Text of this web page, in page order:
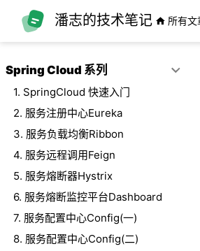
跳至主要內容
潘志的技术笔记 所有文
Spring Cloud 系列
1. SpringCloud 快速入门
2. 服务注册中心Eureka
3. 服务负载均衡Ribbon
4. 服务远程调用Feign
5. 服务熔断器Hystrix
6. 服务熔断监控平台Dashboard
7. 服务配置中心Config(一)
8. 服务配置中心Config(二)